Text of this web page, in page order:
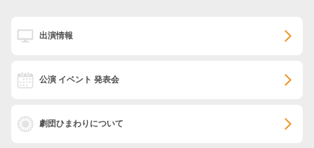
出演情報
公演 イベント 発表会
劇団ひまわりについて